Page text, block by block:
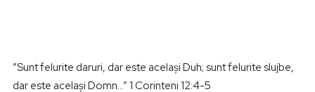
”Sunt felurite daruri, dar este același Duh; sunt felurite slujbe,
dar este același Domn…” 1 Corinteni 12:4-5